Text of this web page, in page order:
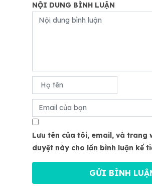
NỘI DUNG BÌNH LUẬN
Lưu tên của tôi, email, và trang
duyệt này cho lần bình luận kế